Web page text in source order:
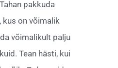
pakkuda
kus on võimalik
võimalikult palju
Tean hästi, kui